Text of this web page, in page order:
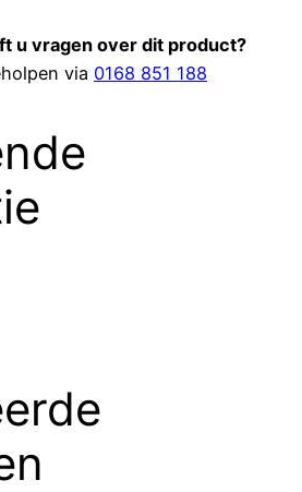
u vragen over dit product?
via 0168 851 188